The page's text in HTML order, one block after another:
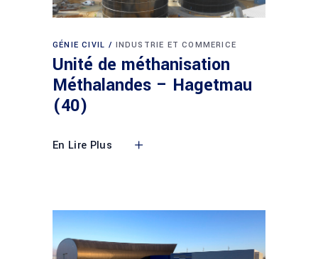
GÉNIE CIVIL INDUSTRIE ET COMMERICE
Unité de méthanisation
Méthalandes – Hagetmau
(40)
En Lire Plus